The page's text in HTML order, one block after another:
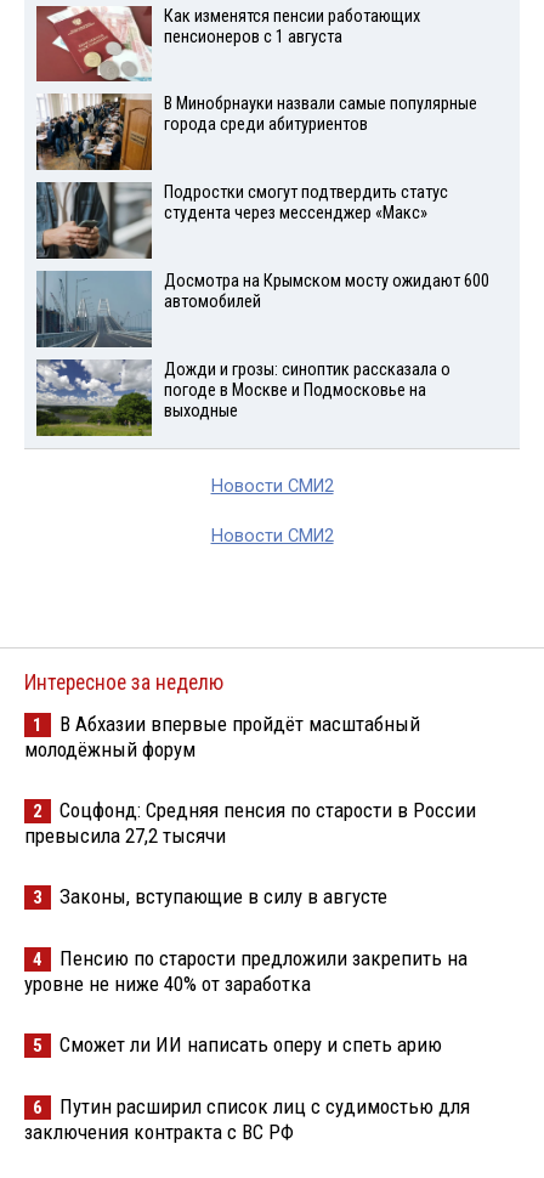
Как изменятся пенсии работающих
пенсионеров с 1 августа
В Минобрнауки назвали самые популярные
города среди абитуриентов
Подростки смогут подтвердить статус
студента через мессенджер «Макс»
Досмотра на Крымском мосту ожидают 600
автомобилей
Дожди и грозы: синоптик рассказала о
погоде в Москве и Подмосковье на
выходные
Новости СМИ2
Новости СМИ2
Интересное за неделю
1
В Абхазии впервые пройдёт масштабный
молодёжный форум
2
Соцфонд: Средняя пенсия по старости в России
превысила 27,2 тысячи
3 Законы, вступающие в силу в августе
4
Пенсию по старости предложили закрепить на
уровне не ниже 40% от заработка
5 Сможет ли ИИ написать оперу и спеть арию
6
Путин расширил список лиц с судимостью для
заключения контракта с ВС РФ